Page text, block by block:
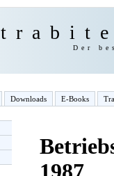
Der
Downloads E-Books
1987